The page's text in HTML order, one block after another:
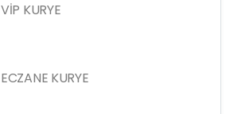
VİP KURYE
ECZANE KURYE